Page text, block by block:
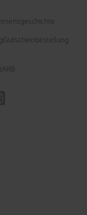
Gutscheinbestellung
ARB